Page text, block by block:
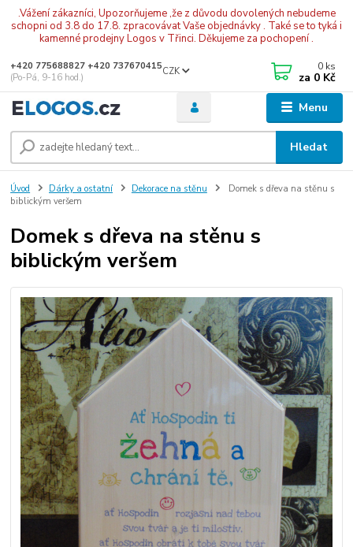
.Vážení zákazníci, Upozorňujeme ,že z důvodu dovolených nebudeme
schopni od 3.8 do 17.8. zpracovávat Vaše objednávky . Také se to tyká i
kamenné prodejny Logos v Třinci. Děkujeme za pochopení .
Menu
CZK
Hledat
+420 775688827 +420 737670415
(Po-Pá, 9-16 hod.)
0 ks
za 0 Kč
Úvod Dárky a ostatní Dekorace na stěnu
Domek s dřeva na stěnu s
biblickým veršem
Domek s dřeva na stěnu s
biblickým veršem